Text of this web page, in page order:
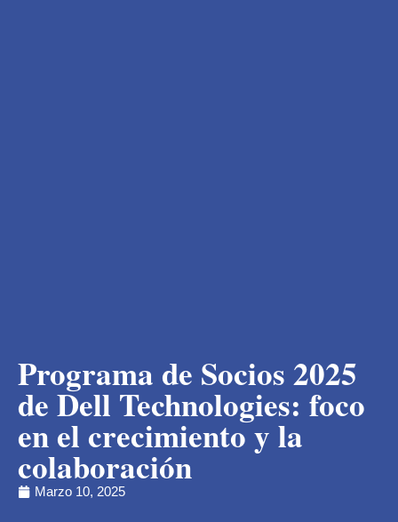
Programa de Socios 2025
de Dell Technologies: foco
en el crecimiento y la
colaboración
Marzo 10, 2025